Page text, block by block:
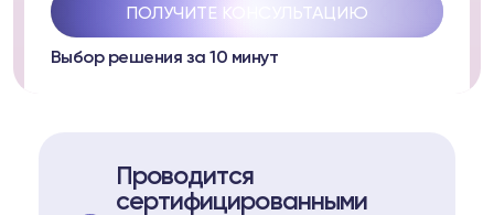
ПОЛУЧИТЕ КОНСУЛЬТАЦИЮ
Выбор решения за 10 минут
Проводится
сертифицированными